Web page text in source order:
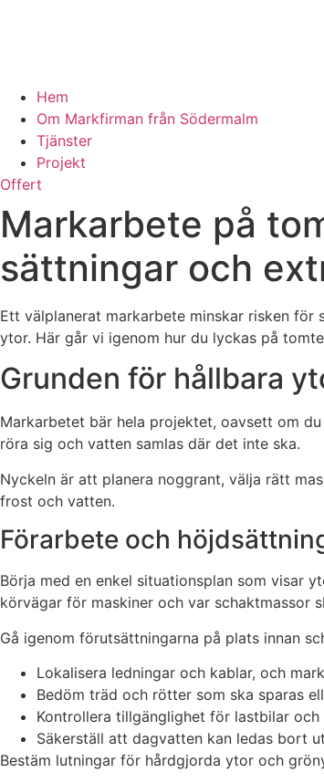
Hem
Om Markfirman från Södermalm
Tjänster
Projekt
Offert
Markarbete på
sättningar och
Ett välplanerat markarbete minskar risken
ytor. Här går vi igenom hur du lyckas på
Grunden för hållbara
Markarbetet bär hela projektet, oavsett om
röra sig och vatten samlas där det inte ska.
Nyckeln är att planera noggrant, välja rätt
frost och vatten.
Förarbete och
Börja med en enkel situationsplan som visar
körvägar för maskiner och var schaktmassor
Gå igenom förutsättningarna på plats innan
Lokalisera ledningar och kablar, och
Bedöm träd och rötter som ska sparas
Kontrollera tillgänglighet för lastbilar och
Säkerställ att dagvatten kan ledas bort
Bestäm lutningar för hårdgjorda ytor och